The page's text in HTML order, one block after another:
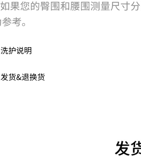
洗护说明
发货&退换货